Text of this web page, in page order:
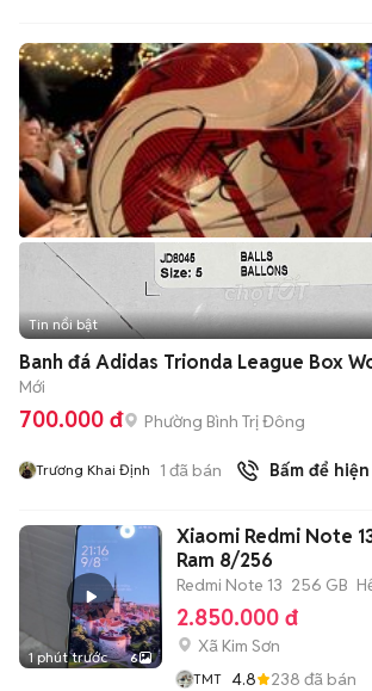
Tin nổi bật
Banh đá Adidas Trionda League Box
Mới
700.000 đ Phường Bình Trị Đông
Trương Khai Định 1 đã bán Bấm để
1 phút trước 6
Xiaomi Redmi Note
Ram 8/256
Redmi Note 13 256 GB
2.850.000 đ
Xã Kim Sơn
TMT 4.8 238 đã bán